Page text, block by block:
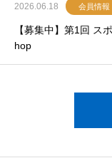
2026.06.18 会員情報
【募集中】第1回 ス
hop